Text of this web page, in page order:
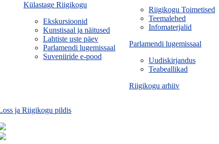
Riigikogu Toimetised
Teemalehed
Infomaterjalid
Parlamendi lugemissaal
Uudiskirjandus
Teabeallikad
Riigikogu arhiiv
Külastage Riigikogu
Ekskursioonid
Kunstisaal ja näitused
Lahtiste uste päev
Parlamendi lugemissaal
Suveniiride e-pood
ja Riigikogu pildis